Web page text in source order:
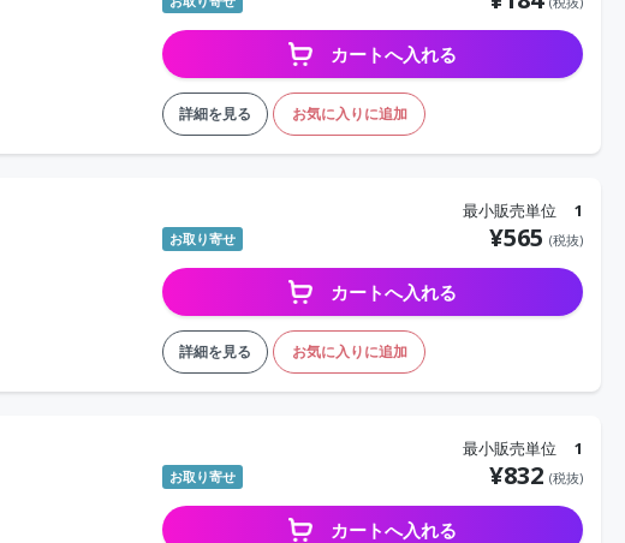
カートへ入れる
詳細を見る お気に入りに追加
最小販売単位 1
お取り寄せ ¥565 (税抜)
カートへ入れる
詳細を見る お気に入りに追加
最小販売単位 1
お取り寄せ ¥832 (税抜)
カートへ入れる